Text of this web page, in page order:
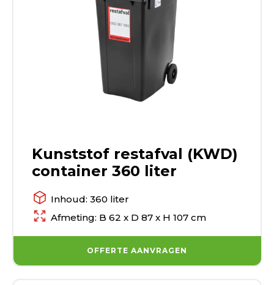
Kunststof restafval (KWD)
container 360 liter
Inhoud: 360 liter
Afmeting: B 62 x D 87 x H 107 cm
OFFERTE AANVRAGEN